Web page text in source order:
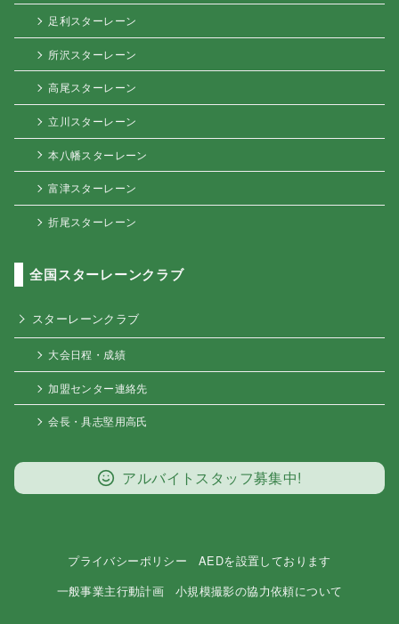
足利スターレーン
所沢スターレーン
高尾スターレーン
立川スターレーン
本八幡スターレーン
富津スターレーン
折尾スターレーン
全国スターレーンクラブ
スターレーンクラブ
大会日程・成績
加盟センター連絡先
会長・具志堅用高氏
アルバイトスタッフ募集中!
プライバシーポリシー
AEDを設置しております
一般事業主行動計画
小規模撮影の協力依頼について